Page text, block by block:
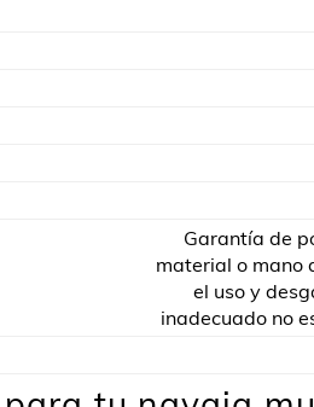
Garantía de
material o mano
el uso y
inadecuado no